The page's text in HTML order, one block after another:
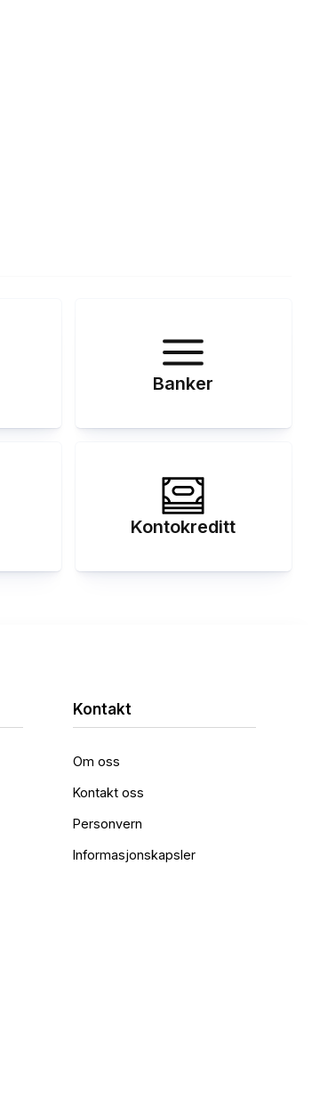
Banker
Kontokreditt
Kontakt
Om oss
Kontakt oss
Personvern
Informasjonskapsler